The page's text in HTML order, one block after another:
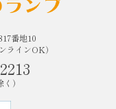
番地10
ラインOK）
）